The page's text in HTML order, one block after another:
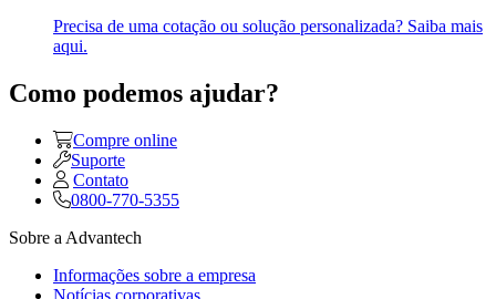
Precisa de uma cotação ou solução personalizada? Saiba mais
aqui.
Como podemos ajudar?
Compre online
Suporte
Contato
0800-770-5355
Sobre a Advantech
Informações sobre a empresa
Notícias corporativas